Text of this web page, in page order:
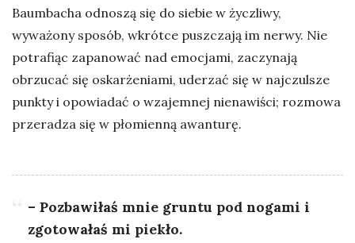
Baumbacha odnoszą się do siebie w życzliwy,
wyważony sposób, wkrótce puszczają im nerwy. Nie
potrafiąc zapanować nad emocjami, zaczynają
obrzucać się oskarżeniami, uderzać się w najczulsze
punkty i opowiadać o wzajemnej nienawiści; rozmowa
przeradza się w płomienną awanturę.
– Pozbawiłaś mnie gruntu pod nogami i
zgotowałaś mi piekło.